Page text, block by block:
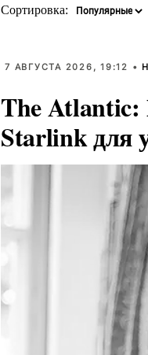
Сортировка:
7 АВГУСТА 2026, 19:12 •
The Atlantic:
Starlink для